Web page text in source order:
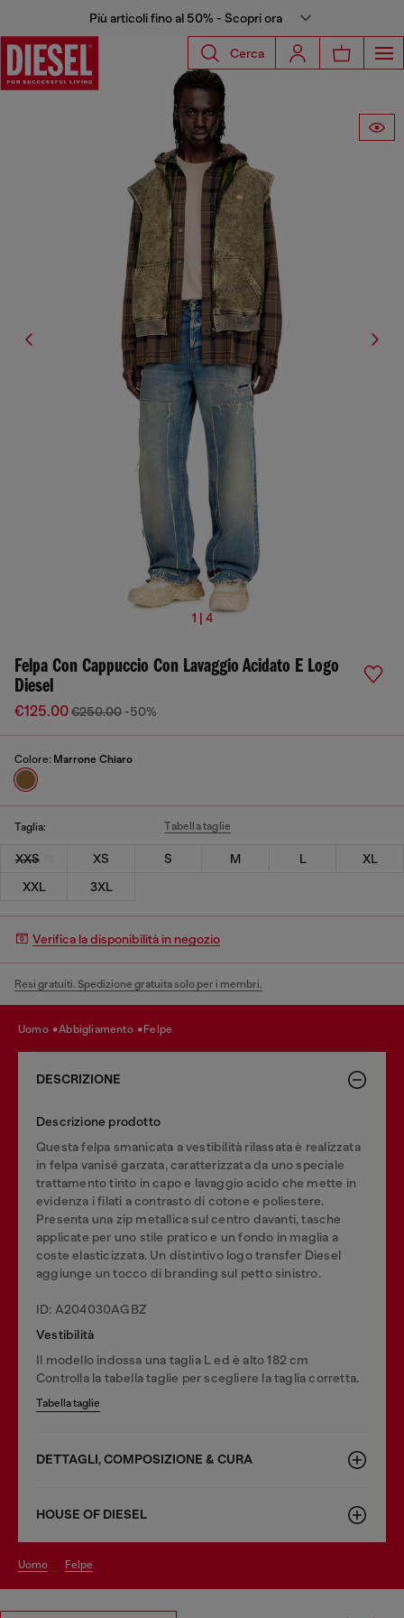
Più articoli fino al 50% - Scopri ora
Cerca
1 | 4
Felpa Con Cappuccio Con Lavaggio Acidato E Logo
Diesel
€125.00€250.00 -50%
Colore: Marrone Chiaro
Taglia: Tabella taglie
XXS XS S M L
XL
XXL
3XL
Verifica la disponibilità in negozio
Resi gratuiti. Spedizione gratuita solo per i membri.
uomo abbigliamento felpe
DESCRIZIONE
Descrizione prodotto
Questa felpa smanicata a vestibilità rilassata è realizzata
in felpa vanisé garzata, caratterizzata da uno speciale
trattamento tinto in capo e lavaggio acido che mette in
evidenza i filati a contrasto di cotone e poliestere.
Presenta una zip metallica sul centro davanti, tasche
applicate per uno stile pratico e un fondo in maglia a
coste elasticizzata. Un distintivo logo transfer Diesel
aggiunge un tocco di branding sul petto sinistro.
ID: A204030AGBZ
Vestibilità
Il modello indossa una taglia L ed è alto 182 cm
Controlla la tabella taglie per scegliere la taglia corretta.
Tabella taglie
DETTAGLI, COMPOSIZIONE & CURA
HOUSE OF DIESEL
uomo felpe